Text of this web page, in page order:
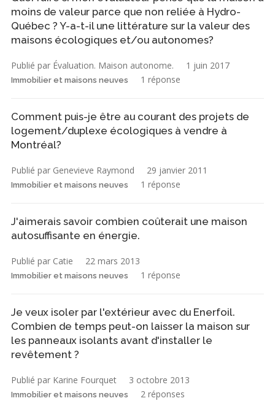
moins de valeur parce que non reliée à Hydro-
Québec ? Y-a-t-il une littérature sur la valeur des
maisons écologiques et/ou autonomes?
Publié par Évaluation. Maison autonome. 1 juin 2017
Immobilier et maisons neuves 1 réponse
Comment puis-je être au courant des projets de
logement/duplexe écologiques à vendre à
Montréal?
Publié par Genevieve Raymond 29 janvier 2011
Immobilier et maisons neuves 1 réponse
J'aimerais savoir combien coûterait une maison
autosuffisante en énergie.
Publié par Catie 22 mars 2013
Immobilier et maisons neuves 1 réponse
Je veux isoler par l'extérieur avec du Enerfoil.
Combien de temps peut-on laisser la maison sur
les panneaux isolants avant d'installer le
revêtement ?
Publié par Karine Fourquet 3 octobre 2013
Immobilier et maisons neuves 2 réponses